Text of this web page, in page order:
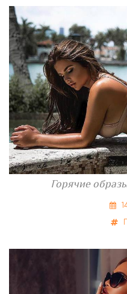
Горячие